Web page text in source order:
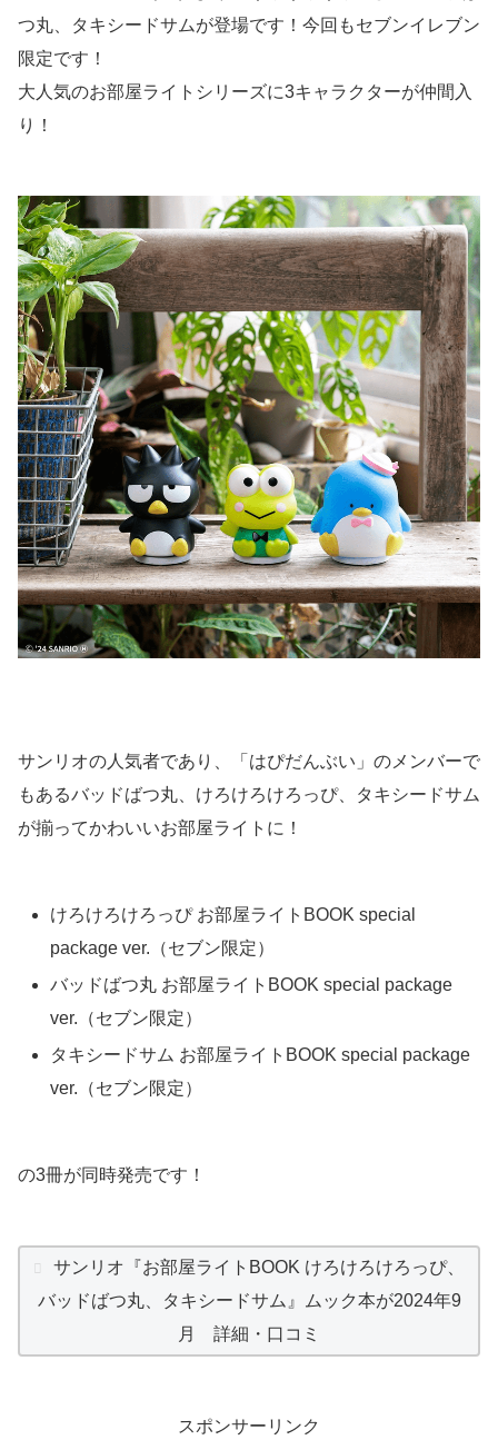
つ丸、タキシードサムが登場です！今回もセブンイレブン
限定です！
大人気のお部屋ライトシリーズに3キャラクターが仲間入
り！
サンリオの人気者であり、「はぴだんぶい」のメンバーで
もあるバッドばつ丸、けろけろけろっぴ、タキシードサム
が揃ってかわいいお部屋ライトに！
けろけろけろっぴ お部屋ライトBOOK special
package ver.（セブン限定）
バッドばつ丸 お部屋ライトBOOK special package
ver.（セブン限定）
タキシードサム お部屋ライトBOOK special package
ver.（セブン限定）
の3冊が同時発売です！
サンリオ『お部屋ライトBOOK けろけろけろっぴ、
バッドばつ丸、タキシードサム』ムック本が2024年9
月 詳細・口コミ
スポンサーリンク